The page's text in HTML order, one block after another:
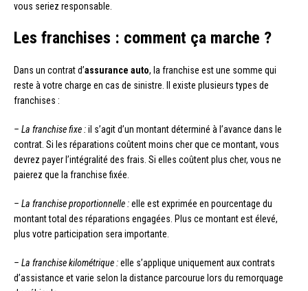
vous seriez responsable.
Les franchises : comment ça marche ?
Dans un contrat d’assurance auto, la franchise est une somme qui
reste à votre charge en cas de sinistre. Il existe plusieurs types de
franchises :
– La franchise fixe :il s’agit d’un montant déterminé à l’avance dans le
contrat. Si les réparations coûtent moins cher que ce montant, vous
devrez payer l’intégralité des frais. Si elles coûtent plus cher, vous ne
paierez que la franchise fixée.
– La franchise proportionnelle :elle est exprimée en pourcentage du
montant total des réparations engagées. Plus ce montant est élevé,
plus votre participation sera importante.
– La franchise kilométrique :elle s’applique uniquement aux contrats
d’assistance et varie selon la distance parcourue lors du remorquage